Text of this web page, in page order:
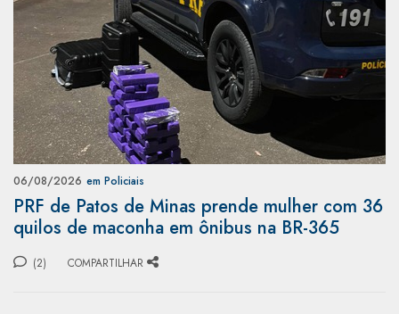
06/08/2026 em Policiais
PRF de Patos de Minas prende mulher com 36
quilos de maconha em ônibus na BR-365
(2) COMPARTILHAR